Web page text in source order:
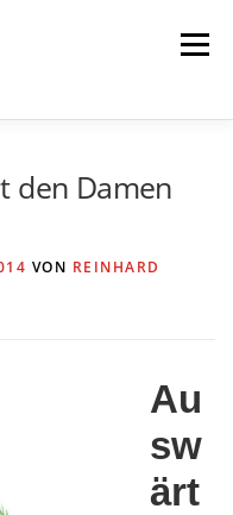
Menü
den Damen
VON REINHARD
Au
sw
ärt